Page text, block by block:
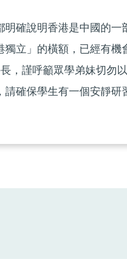
確說明香港是中國的一
立」的橫額，已經有機
，謹呼籲眾學弟妹切勿
確保學生有一個安靜研